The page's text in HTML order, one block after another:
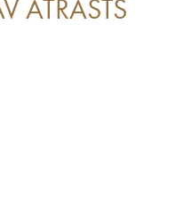
ATRASTS